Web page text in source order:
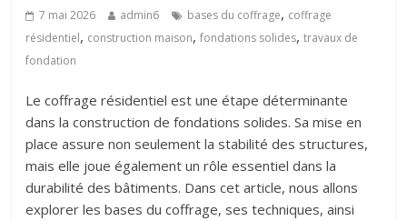
7 mai 2026 admin6 bases du coffrage, coffrage
résidentiel, construction maison,fondations solides,travaux de
fondation
Le coffrage résidentiel est une étape déterminante
dans la construction de fondations solides. Sa mise en
place assure non seulement la stabilité des structures,
mais elle joue également un rôle essentiel dans la
durabilité des bâtiments. Dans cet article, nous allons
explorer les bases du coffrage, ses techniques, ainsi